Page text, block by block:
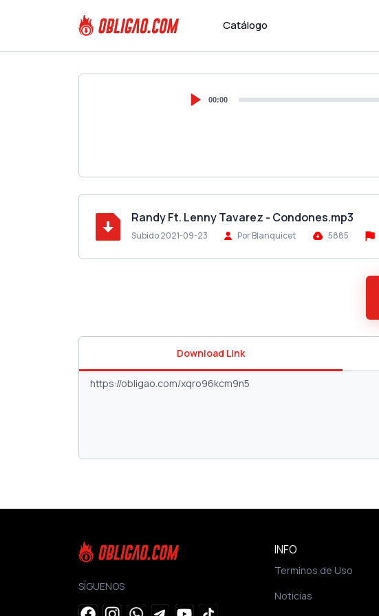
Catálogo
00:00
Randy Ft. Lenny Tavarez - Condones.mp3
Subido 2021-09-23 Por Blanquicet 5885
Download Link
SÍGUENOS
INFO
Terminos de Uso
Noticias